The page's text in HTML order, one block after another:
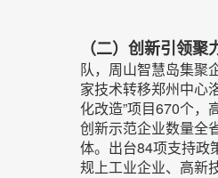
（二）创新引领聚
队，周山智慧岛集聚
家技术转移郑州中心
化改造”项目670个
创新示范企业数量全
体。出台84项支持政
规上工业企业、高新